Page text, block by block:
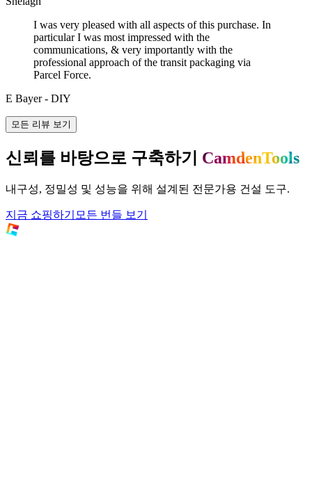
I was very pleased with all aspects of this purchase. In
particular I was most impressed with the
communications, & very importantly with the
professional approach of the transit packaging via
Parcel Force.
E Bayer - DIY
모든 리뷰 보기
신뢰를 바탕으로 구축하기 CamdenTools
내구성, 정밀성 및 성능을 위해 설계된 전문가용 건설 도구.
지금 쇼핑하기 모든 번들 보기